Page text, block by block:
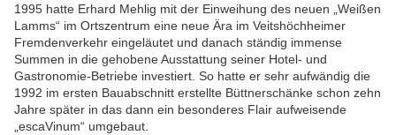
1995 hatte Erhard Mehlig mit der Einweihung des neuen „Weißen
Lamms“ im Ortszentrum eine neue Ära im Veitshöchheimer
Fremdenverkehr eingeläutet und danach ständig immense
Summen in die gehobene Ausstattung seiner Hotel- und
Gastronomie-Betriebe investiert. So hatte er sehr aufwändig die
1992 im ersten Bauabschnitt erstellte Büttnerschänke schon zehn
Jahre später in das dann ein besonderes Flair aufweisende
„escaVinum“ umgebaut.